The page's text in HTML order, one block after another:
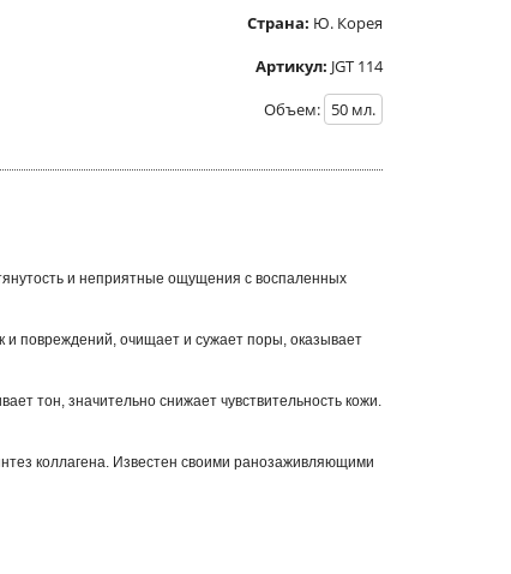
Страна: Ю. Корея
Артикул: JGT 114
Объем: 50 мл.
и неприятные ощущения с воспаленных
и повреждений, очищает и сужает поры, оказывает
тон, значительно снижает чувствительность кожи.
коллагена. Известен своими ранозаживляющими